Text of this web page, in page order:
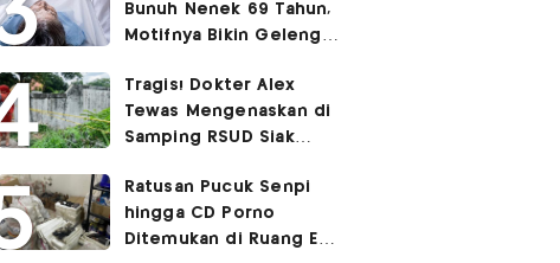
Bunuh Nenek 69 Tahun,
Motifnya Bikin Geleng
Tragis! Dokter Alex
Tewas Mengenaskan di
Samping RSUD Siak
Rocuronium
Ratusan Pucuk Senpi
hingga CD Porno
Ditemukan di Ruang Eks